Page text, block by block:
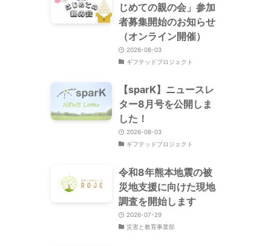
じめての親の会」参加
者募集開始のお知らせ
（オンライン開催）
2026-08-03
ギフテッドプロジェクト
【sparK】ニュースレ
ター8月号を公開しま
した！
2026-08-03
ギフテッドプロジェクト
令和8年熊本地震の被
災地支援に向けた現地
調査を開始します
2026-07-29
災害と教育事業部